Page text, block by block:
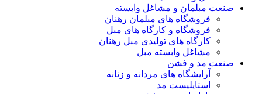
صنعت مبلمان و مشاغل وابسته
فروشگاه های مبلمان رهنان
فروشگاه و کارگاه های مبل
کارگاه های تولیدی مبل رهنان
مشاغل وابسته مبل
صنعت مد و فشن
آرایشگاه های مردانه و زنانه
استایلیست مد